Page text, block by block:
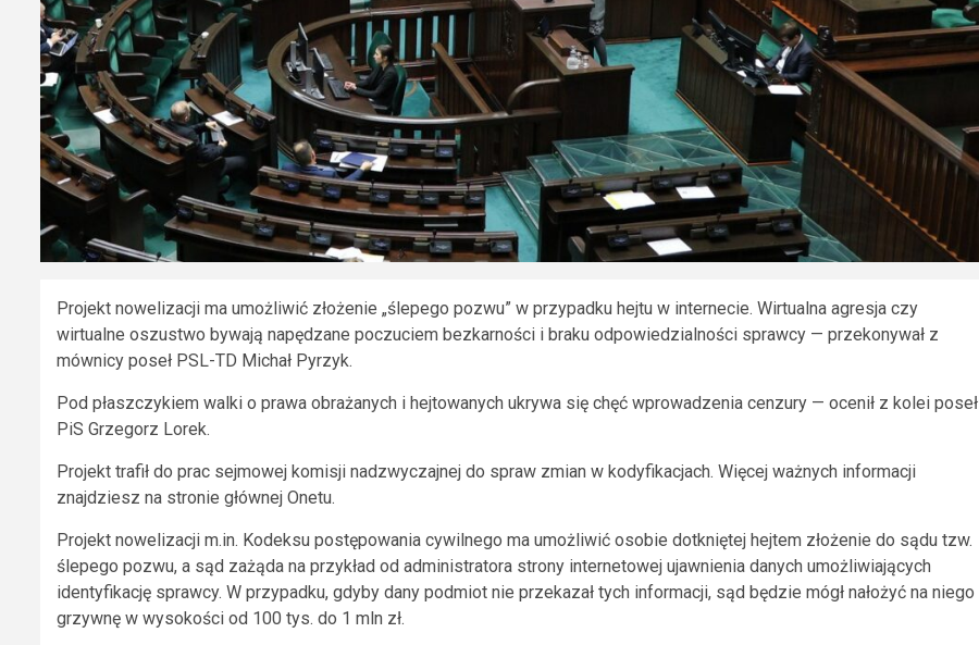
Projekt nowelizacji ma umożliwić złożenie „ślepego pozwu” w przypadku hejtu w internecie. Wirtualna agresja czy
wirtualne oszustwo bywają napędzane poczuciem bezkarności i braku odpowiedzialności sprawcy — przekonywał z
mównicy poseł PSL-TD Michał Pyrzyk.
Pod płaszczykiem walki o prawa obrażanych i hejtowanych ukrywa się chęć wprowadzenia cenzury — ocenił z kolei poseł
PiS Grzegorz Lorek.
Projekt trafił do prac sejmowej komisji nadzwyczajnej do spraw zmian w kodyfikacjach. Więcej ważnych informacji
znajdziesz na stronie głównej Onetu.
Projekt nowelizacji m.in. Kodeksu postępowania cywilnego ma umożliwić osobie dotkniętej hejtem złożenie do sądu tzw.
ślepego pozwu, a sąd zażąda na przykład od administratora strony internetowej ujawnienia danych umożliwiających
identyfikację sprawcy. W przypadku, gdyby dany podmiot nie przekazał tych informacji, sąd będzie mógł nałożyć na niego
grzywnę w wysokości od 100 tys. do 1 mln zł.